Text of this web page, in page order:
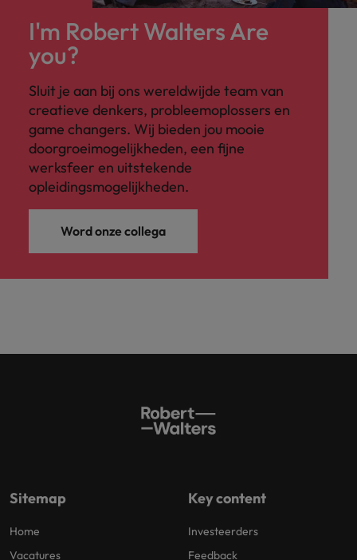
I'm Robert Walters Are
you?
Sluit je aan bij ons wereldwijde team van
creatieve denkers, probleemoplossers en
game changers. Wij bieden jou mooie
doorgroeimogelijkheden, een fijne
werksfeer en uitstekende
opleidingsmogelijkheden.
Word onze collega
Sitemap
Home
Vacatures
Key content
Investeerders
Feedback